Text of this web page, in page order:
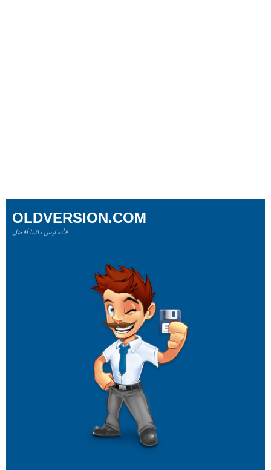
OLDVERSION.COM
لأنه ليس دائما أفضل!